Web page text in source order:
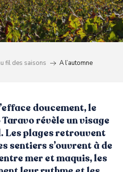
fil des saisons
A l’automne
doucement, le
révèle un visage
Les plages retrouvent
sentiers s’ouvrent à de
mer et maquis, les